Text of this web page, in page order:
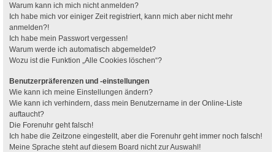
Warum kann ich mich nicht anmelden?
Ich habe mich vor einiger Zeit registriert, kann mich aber nicht mehr
anmelden?!
Ich habe mein Passwort vergessen!
Warum werde ich automatisch abgemeldet?
Wozu ist die Funktion „Alle Cookies löschen“?
Benutzerpräferenzen und -einstellungen
Wie kann ich meine Einstellungen ändern?
Wie kann ich verhindern, dass mein Benutzername in der Online-Liste
auftaucht?
Die Forenuhr geht falsch!
Ich habe die Zeitzone eingestellt, aber die Forenuhr geht immer noch falsch!
Meine Sprache steht auf diesem Board nicht zur Auswahl!